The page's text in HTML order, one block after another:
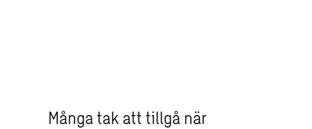
Många tak att tillgå när